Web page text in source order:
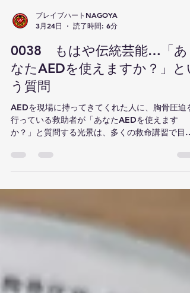
ブレイブハートNAGOYA
3月24日
読了時間: 6分
0038 もはや伝統芸能…「あ
なたAEDを使えますか？」と
う質問
AEDを現場に持ってきてくれた人に、胸骨圧迫を
か？」と質問する光景は、多くの救命講習で目に
するものですが、弊会のAHA-BLSプロバイダーコ
方が多い回や、救命法指導者向けワークショップ
の中ではこう質問します。「あの質問はどんな意
の質問が救命講習で採用された経緯を理解したう
教育20年の歴史が詰まったトピックともいえま
す。